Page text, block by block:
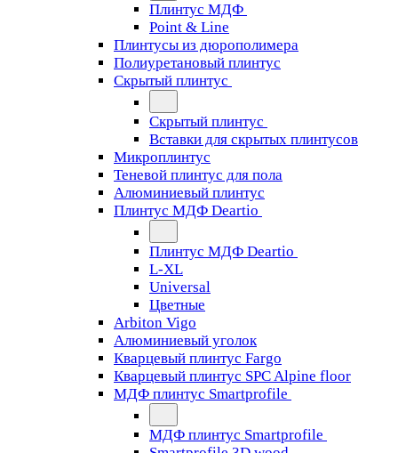
Плинтус МДФ
Point & Line
Плинтусы из дюрополимера
Полиуретановый плинтус
Скрытый плинтус
Скрытый плинтус
Вставки для скрытых плинтусов
Микроплинтус
Теневой плинтус для пола
Алюминиевый плинтус
Плинтус МДФ Deartio
Плинтус МДФ Deartio
L-XL
Universal
Цветные
Arbiton Vigo
Алюминиевый уголок
Кварцевый плинтус Fargo
Кварцевый плинтус SPC Alpine floor
МДФ плинтус Smartprofile
МДФ плинтус Smartprofile